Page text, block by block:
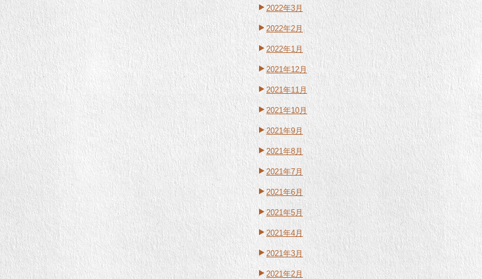
2022年3月
2022年2月
2022年1月
2021年12月
2021年11月
2021年10月
2021年9月
2021年8月
2021年7月
2021年6月
2021年5月
2021年4月
2021年3月
2021年2月